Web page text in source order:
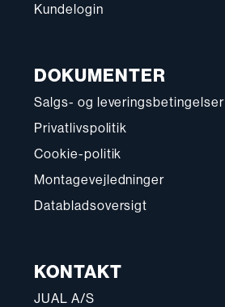
Kundelogin
DOKUMENTER
Salgs- og leveringsbetingelser
Privatlivspolitik
Cookie-politik
Montagevejledninger
Databladsoversigt
KONTAKT
JUAL A/S